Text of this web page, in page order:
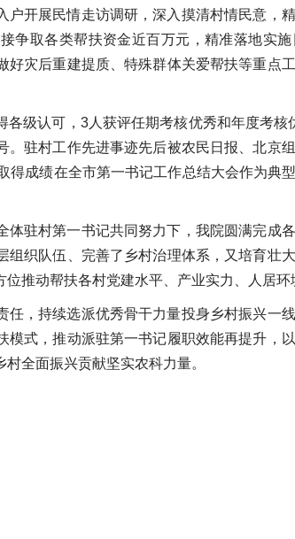
户开展民情走访调研，深入摸清村情民意，
争取各类帮扶资金近百万元，精准落地实
好灾后重建提质、特殊群体关爱帮扶等重点
级认可，3人获评任期考核优秀和年度考核
驻村工作先进事迹先后被农民日报、北京
得成绩在全市第一书记工作总结大会作为典
体驻村第一书记共同努力下，我院圆满完成
织队伍、完善了乡村治理体系，又培育壮
推动帮扶各村党建水平、产业实力、人居环
，持续选派优秀骨干力量投身乡村振兴一
模式，推动派驻第一书记履职效能再提升，
全面振兴贡献坚实农科力量。